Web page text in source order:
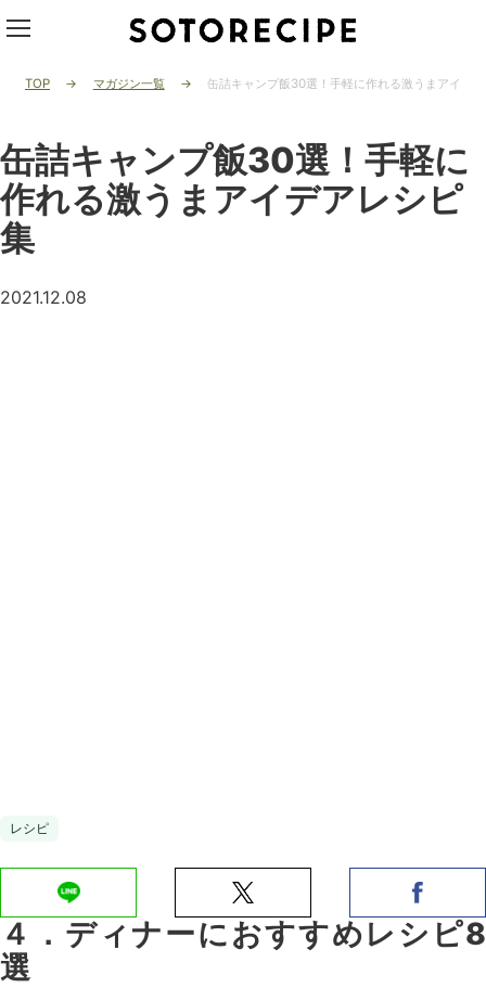
TOP マガジン一覧 缶詰キャンプ飯30選！手軽に作れる激うまアイデ
缶詰キャンプ飯30選！手軽に
作れる激うまアイデアレシピ
集
2021.12.08
レシピ
４．ディナーにおすすめレシピ8
選